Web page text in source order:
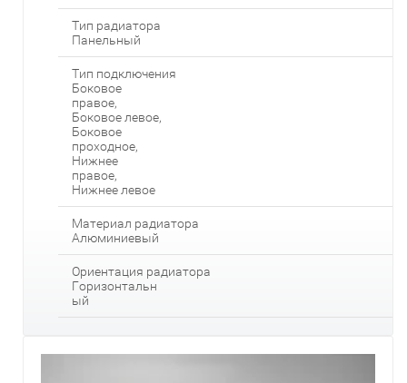
Тип радиатора
Панельный
Тип подключения
Боковое
правое,
Боковое левое,
Боковое
проходное,
Нижнее
правое,
Нижнее левое
Материал радиатора
Алюминиевый
Ориентация радиатора
Горизонтальн
ый